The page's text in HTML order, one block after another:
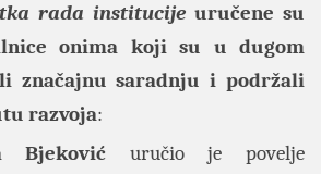
rada institucije uručene su
onima koji su u dugom
značajnu saradnju i podržali
razvoja:
Bjeković uručio je povelje